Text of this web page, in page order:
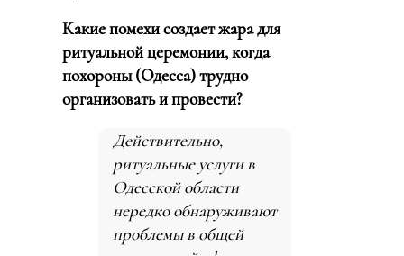
Какие помехи создает жара для
ритуальной церемонии, когда
похороны (Одесса) трудно
организовать и провести?
Действительно,
ритуальные услуги в
Одесской области
нередко обнаруживают
проблемы в общей